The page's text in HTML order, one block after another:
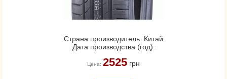
Страна производитель: Китай
Дата производства (год):
Цена: 2525грн